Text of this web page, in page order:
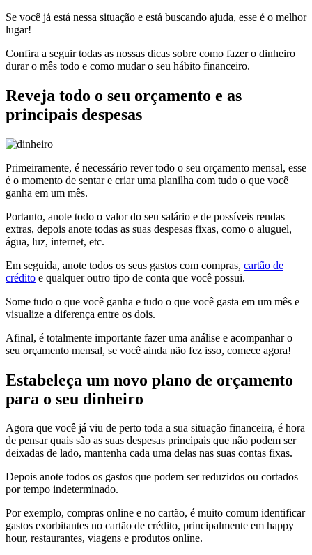
Se você já está nessa situação e está buscando ajuda, esse é o melhor
lugar!
Confira a seguir todas as nossas dicas sobre como fazer o dinheiro
durar o mês todo e como mudar o seu hábito financeiro.
Reveja todo o seu orçamento e as
principais despesas
Primeiramente, é necessário rever todo o seu orçamento mensal, esse
é o momento de sentar e criar uma planilha com tudo o que você
ganha em um mês.
Portanto, anote todo o valor do seu salário e de possíveis rendas
extras, depois anote todas as suas despesas fixas, como o aluguel,
água, luz, internet, etc.
Em seguida, anote todos os seus gastos com compras, cartão de
crédito e qualquer outro tipo de conta que você possui.
Some tudo o que você ganha e tudo o que você gasta em um mês e
visualize a diferença entre os dois.
Afinal, é totalmente importante fazer uma análise e acompanhar o
seu orçamento mensal, se você ainda não fez isso, comece agora!
Estabeleça um novo plano de orçamento
para o seu dinheiro
Agora que você já viu de perto toda a sua situação financeira, é hora
de pensar quais são as suas despesas principais que não podem ser
deixadas de lado, mantenha cada uma delas nas suas contas fixas.
Depois anote todos os gastos que podem ser reduzidos ou cortados
por tempo indeterminado.
Por exemplo, compras online e no cartão, é muito comum identificar
gastos exorbitantes no cartão de crédito, principalmente em happy
hour, restaurantes, viagens e produtos online.